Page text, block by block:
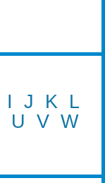
I J K
L
U V W